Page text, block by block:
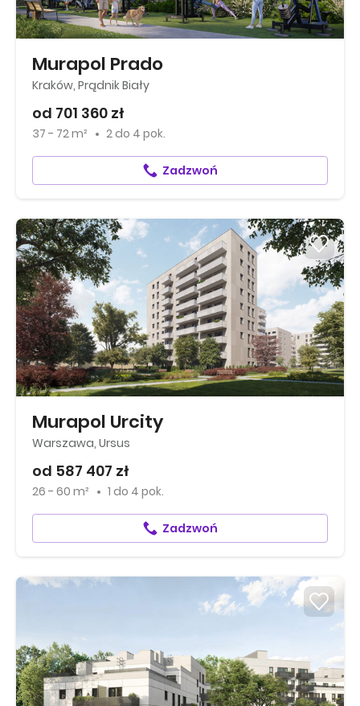
Murapol Prado
Kraków, Prądnik Biały
od 701 360 zł
37 - 72 m² 2 do 4 pok.
Zadzwoń
Murapol Urcity
Warszawa, Ursus
od 587 407 zł
26 - 60 m² 1 do 4 pok.
Zadzwoń